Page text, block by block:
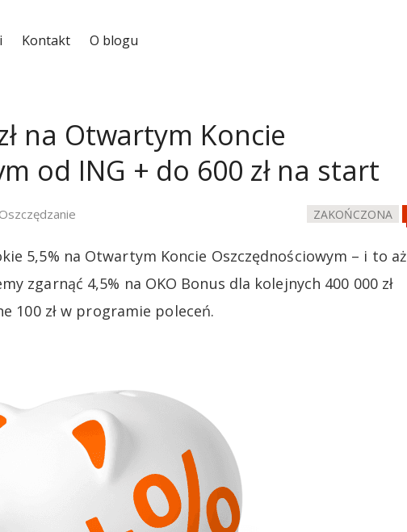
Kontakt O blogu
na Otwartym Koncie
od ING + do 600 zł na start
Oszczędzanie ZAKOŃCZONA
5,5% na Otwartym Koncie Oszczędnościowym – i to aż
zgarnąć 4,5% na OKO Bonus dla kolejnych 400 000 zł
100 zł w programie poleceń.